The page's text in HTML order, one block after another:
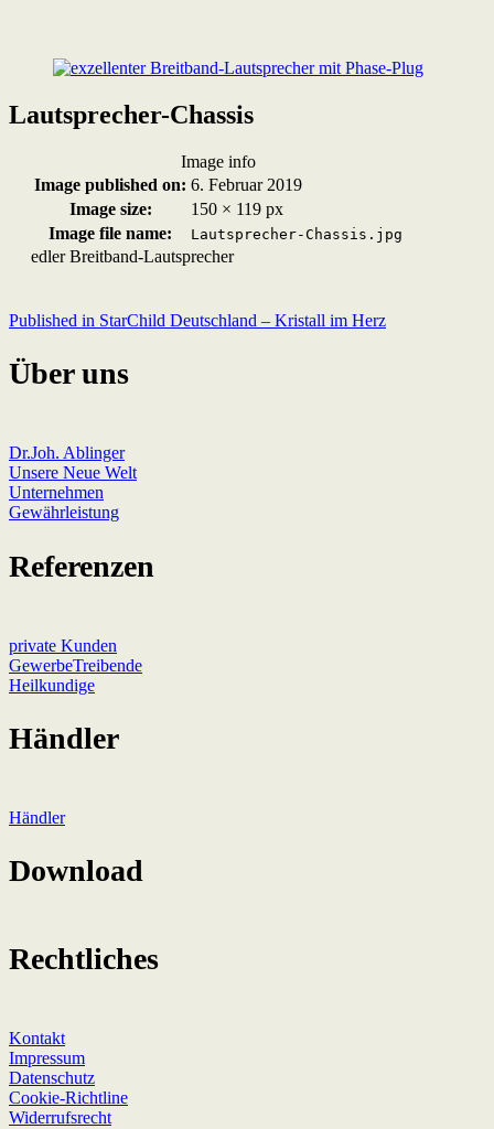
Lautsprecher-Chassis
Image info
Image published on: 6. Februar 2019
Image size:
150 × 119 px
Image file name:
Lautsprecher-Chassis.jpg
edler Breitband-Lautsprecher
to
main
navigation
Beitragsnavigation
Published in StarChild Deutschland – Kristall im Herz
Über uns
Dr.Joh. Ablinger
Unsere Neue Welt
Unternehmen
Gewährleistung
Referenzen
private Kunden
GewerbeTreibende
Heilkundige
Händler
Händler
Download
Rechtliches
Kontakt
Impressum
Datenschutz
Cookie-Richtline
Widerrufsrecht